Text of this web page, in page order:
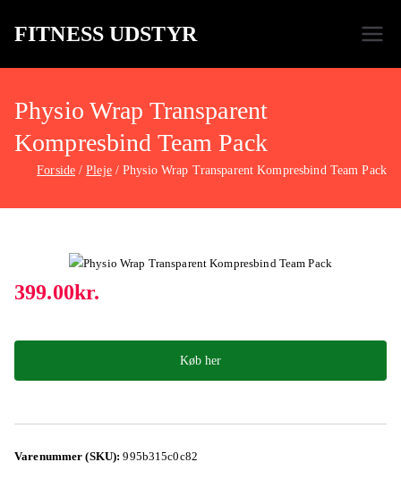
FITNESS UDSTYR
Physio Wrap Transparent
Kompresbind Team Pack
Forside Pleje Physio Wrap Transparent Kompresbind Team Pack
399.00kr.
Køb her
Varenummer (SKU):995b315c0c82